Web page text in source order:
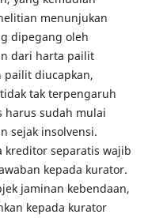
menunjukan
dipegang oleh
dari harta pailit
pailit diucapkan,
tak terpengaruh
harus sudah mulai
sejak insolvensi.
kreditor separatis wajib
kepada kurator.
jaminan kebendaan,
kepada kurator